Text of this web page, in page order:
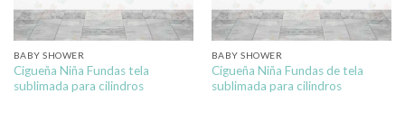
BABY SHOWER
Cigueña Niña Fundas tela
sublimada para cilindros
BABY SHOWER
Cigueña Niña Fundas de tela
sublimada para cilindros